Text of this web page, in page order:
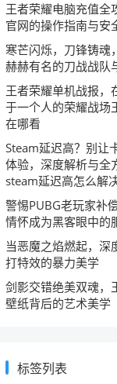
王者荣耀电脑充值全
官网的操作指南与安
寒芒闪烁，刀锋铸魂
赫赫有名的刀战战队
王者荣耀单机战报，
于一个人的荣耀战场
在哪看
Steam延迟高？别让
体验，深度解析与全
steam延迟高怎么解
警惕PUBG老玩家补
情怀成为黑客眼中的
当恶魔之焰燃起，深
打特效的暴力美学
剑影交错绝美双魂，
壁纸背后的艺术美学
标签列表